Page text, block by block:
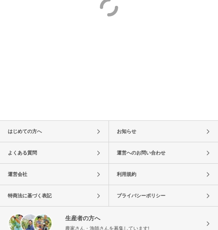
はじめての方へ お知らせ
よくある質問 運営へのお問い合わせ
運営会社 利用規約
特商法に基づく表記 プライバシーポリシー
生産者の方へ
農家さん・漁師さんを募集しています!